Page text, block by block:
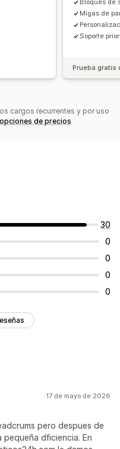
Bloques de
Migas de
Soporte
Prueba gratis
cargos recurrentes y por uso
de precios
30
0
0
0
0
17 de mayo de 2026
pero despues de
dficiencia. En